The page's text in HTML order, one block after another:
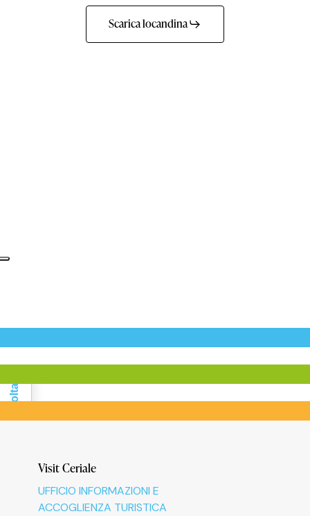
Scarica locandina
Visit Ceriale
UFFICIO INFORMAZIONI E
ACCOGLIENZA TURISTICA
Informativa sulla raccolta